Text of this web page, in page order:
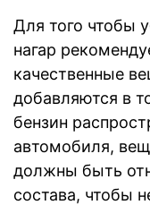
Для того чтобы
нагар
качественные
добавляются в
бензин
автомобиля,
должны быть
состава, чтобы